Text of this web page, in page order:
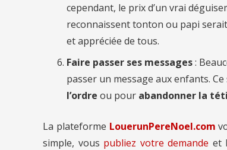
cependant, le prix d’un vrai
reconnaissent tonton ou papi
et appréciée de tous.
Faire passer ses messages:
passer un message aux enfants.
l’ordre ou pour abandonner la
La plateforme LouerunPereNoel.com
simple, vous publiez votre demande et